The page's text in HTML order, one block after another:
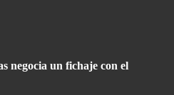
negocia un fichaje con el